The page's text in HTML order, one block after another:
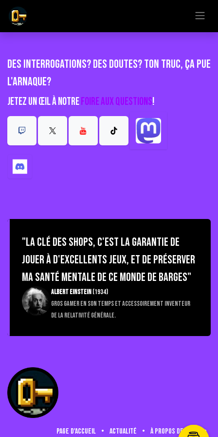
Se rendre au contenu
Des interrogations? Des doutes? Ton truc, ça pue
l'arnaque?
Jetez un œil à notreFoire aux questions!
"La Clé des Shops, c'est la garantie de
jouer à d'excellents jeux, et de préserver
ma santé mentale de ce monde de barges"
Albert Einstein(1934)
Gros gamer en son temps et accessoirement inventeur
de la relativité générale.
Page d'accueil • Actualité • à propos de nous •